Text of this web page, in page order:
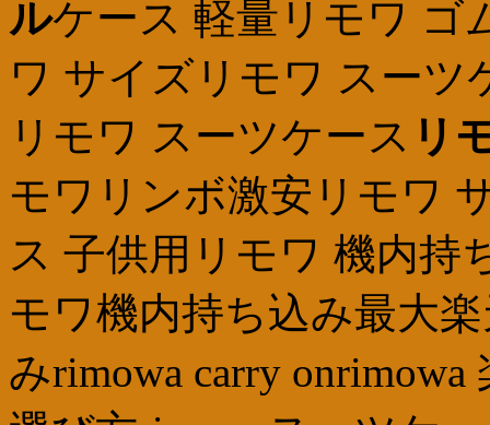
ルケース 軽量リモワ ゴ
ワ サイズリモワ スーツ
リモワ スーツケース リ
モワリンボ激安リモワ
ス 子供用リモワ 機内持
モワ機内持ち込み最大
みrimowa carry